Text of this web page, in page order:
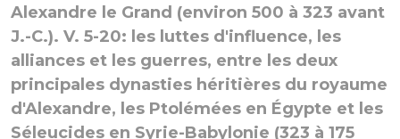
Alexandre le Grand (environ 500 à 323 avant
J.-C.). V. 5-20: les luttes d'influence, les
alliances et les guerres, entre les deux
principales dynasties héritières du royaume
d'Alexandre, les Ptolémées en Égypte et les
Séleucides en Syrie-Babylonie (323 à 175